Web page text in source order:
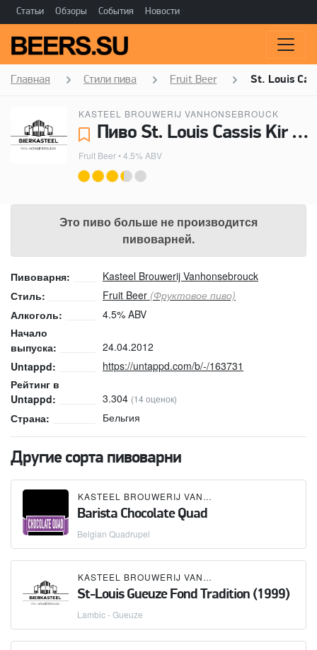
Статьи Обзоры События Новости
Главная Стили пива Fruit Beer St. Louis
KASTEEL BROUWERIJ VANHONSEBROUCK
Пиво St. Louis Cassis Kir Royal - Kasteel Brouwerij Vanhonsebrouck
Fruit Beer• 4.5% ABV
Это пиво больше не производится
пивоварней.
Пивоварня:
Kasteel Brouwerij Vanhonsebrouck
Стиль:
Fruit Beer (Фруктовое пиво)
Алкоголь:
4.5% ABV
Начало
выпуска:
24.04.2012
Untappd:
https://untappd.com/b/-/163731
Рейтинг в
Untappd:
3.304 (14 оценок)
Страна: Бельгия
Другие сорта пивоварни
KASTEEL BROUWERIJ VANHONSEBROUCK
Barista Chocolate Quad
Belgian Quadrupel
KASTEEL BROUWERIJ VANHONSEBROUCK
St-Louis Gueuze Fond Tradition (1999)
Lambic - Gueuze